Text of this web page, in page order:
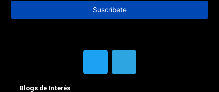
Suscríbete
Blogs de Interés